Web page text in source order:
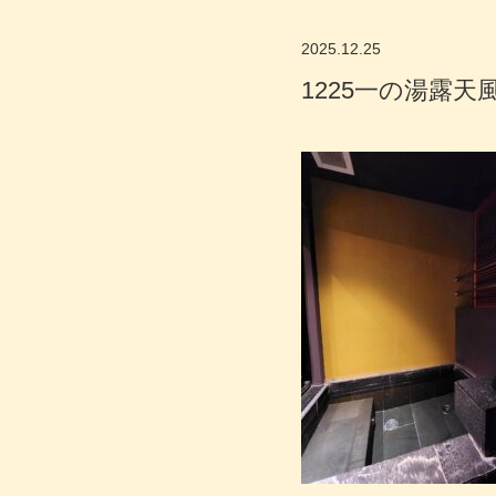
2025.12.25
1225一の湯露天